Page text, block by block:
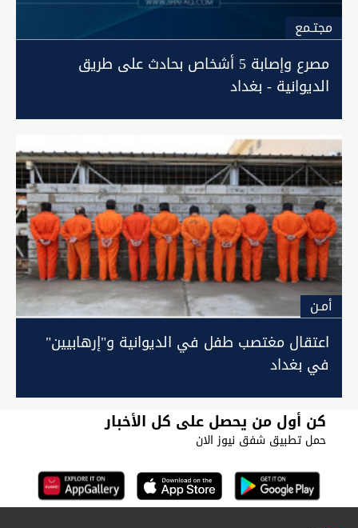
مجتـمع
مصرع وإصابة 5 أشخاص بحادث على طريق
الديوانية - بغداد
أمـن
اعتقال مغتصب طفل في الديوانية و"إرهابيين"
في بغداد
كن أول من يحصل على كل الأخبار
حمل تطبيق شفق نيوز الان